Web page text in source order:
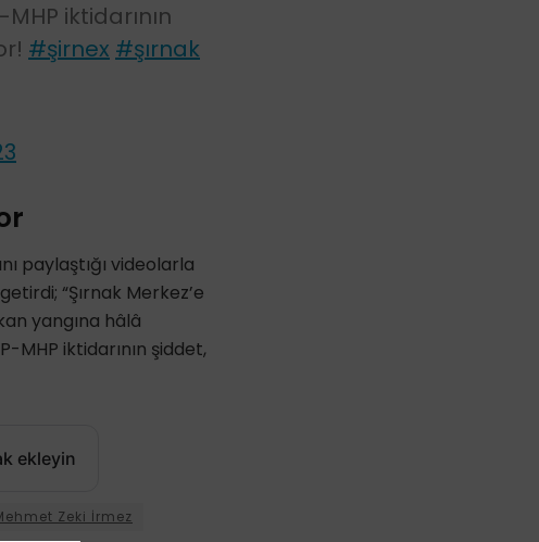
iktidarının
#şirnex #şırnak
paylaştığı videolarla
“Şırnak Merkez’e
yangına hâlâ
iktidarının şiddet,
ekleyin
Zeki İrmez